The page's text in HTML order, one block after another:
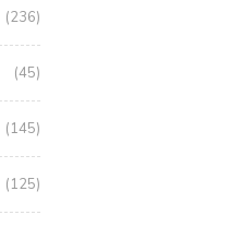
(236)
(45)
(145)
(125)